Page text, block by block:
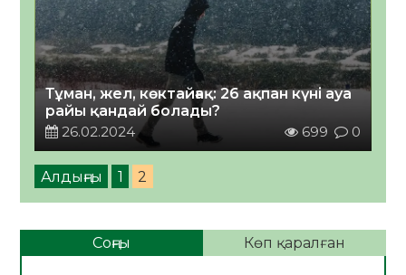
Тұман, жел, көктайғақ: 26 ақпан күні ауа
райы қандай болады?
26.02.2024
699 0
Алдыңғы 1 2
Соңғы Көп қаралған